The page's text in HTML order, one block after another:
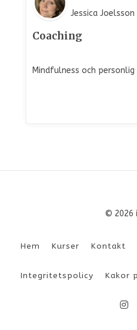
Jessica Joelsson
Coaching
Mindfulness och
© 2026
Hem Kurser Kontakt
Integritetspolicy Kakor